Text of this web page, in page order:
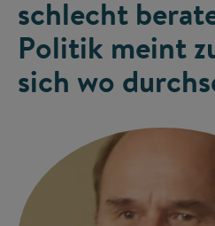
schlecht
Politik meint
sich wo